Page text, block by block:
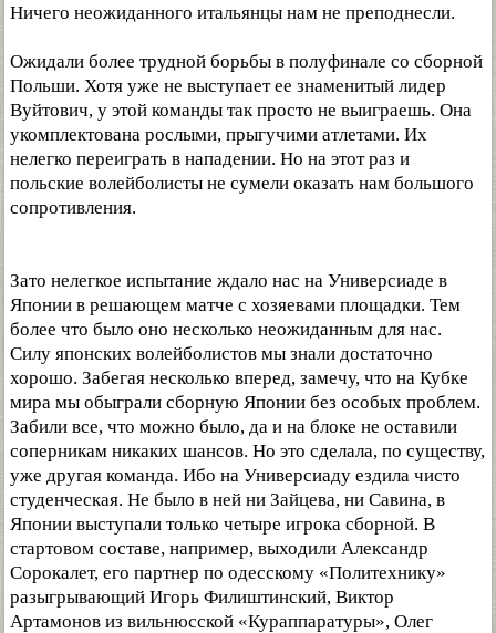
Ничего неожиданного итальянцы нам не преподнесли.
Ожидали более трудной борьбы в полуфинале со сборной
Польши. Хотя уже не выступает ее знаменитый лидер
Вуйтович, у этой команды так просто не выиграешь. Она
укомплектована рослыми, прыгучими атлетами. Их
нелегко переиграть в нападении. Но на этот раз и
польские волейболисты не сумели оказать нам большого
сопротивления.
Зато нелегкое испытание ждало нас на Универсиаде в
Японии в решающем матче с хозяевами площадки. Тем
более что было оно несколько неожиданным для нас.
Силу японских волейболистов мы знали достаточно
хорошо. Забегая несколько вперед, замечу, что на Кубке
мира мы обыграли сборную Японии без особых проблем.
Забили все, что можно было, да и на блоке не оставили
соперникам никаких шансов. Но это сделала, по существу,
уже другая команда. Ибо на Универсиаду ездила чисто
студенческая. Не было в ней ни Зайцева, ни Савина, в
Японии выступали только четыре игрока сборной. В
стартовом составе, например, выходили Александр
Сорокалет, его партнер по одесскому «Политехнику»
разыгрывающий Игорь Филиштинский, Виктор
Артамонов из вильнюсской «Кураппаратуры», Олег